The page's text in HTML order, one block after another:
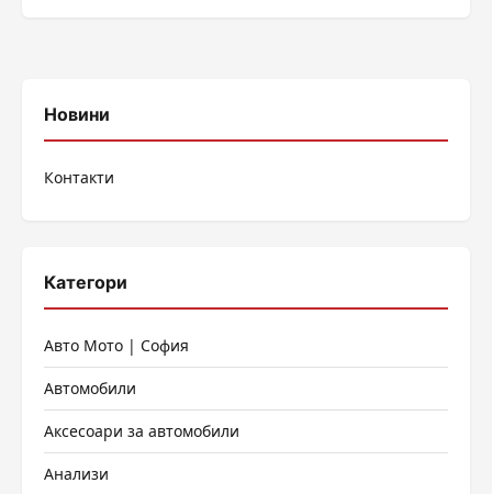
Новини
Контакти
Категори
Авто Мото | София
Автомобили
Аксесоари за автомобили
Анализи